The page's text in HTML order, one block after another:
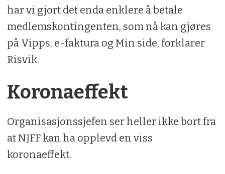
har vi gjort det enda enklere å betale
medlemskontingenten, som nå kan gjøres
på Vipps, e-faktura og Min side, forklarer
Risvik.
Koronaeffekt
Organisasjonssjefen ser heller ikke bort fra
at NJFF kan ha opplevd en viss
koronaeffekt.